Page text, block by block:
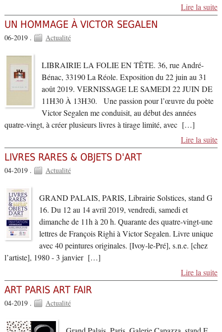
Lire la suite
UN HOMMAGE À VICTOR SEGALEN
06-2019 . Actualité
LIBRAIRIE LA FOLIE EN TÊTE. 36, rue André-
Bénac, 33190 La Réole. Exposition du 22 juin au 31
août 2019. VERNISSAGE LE SAMEDI 22 JUIN DE
11H30 À 13H30. Une passion pour l’œuvre du poète
Victor Segalen me conduisit, au début des années
quatre-vingt, à créer plusieurs livres à tirage limité, avec […]
Lire la suite
LIVRES RARES & OBJETS D'ART
04-2019 . Actualité
GRAND PALAIS, PARIS, Librairie Solstices, stand G
16. Du 12 au 14 avril 2019, vendredi, samedi et
dimanche de 11h à 20 h. Quarante des quatre-vingt-une
lettres de François Righi à Victor Segalen. Livre unique
avec 40 peintures originales. [Ivoy-le-Pré], s.n.e. [chez
l’artiste], 1980 - 3 janvier […]
Lire la suite
ART PARIS ART FAIR
04-2019 . Actualité